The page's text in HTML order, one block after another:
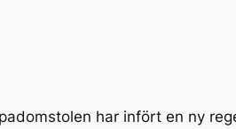
har infört en ny